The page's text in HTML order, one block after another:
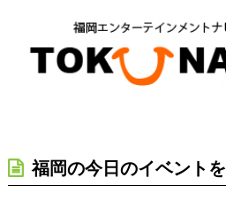
福岡の今日のイベント